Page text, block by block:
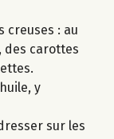
creuses : au
des carottes
y
sur les